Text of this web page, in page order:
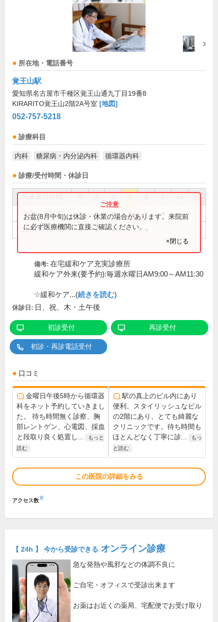
所在地・電話番号
覚王山駅
愛知県名古屋市千種区覚王山通九丁目19番8
KIRARITO覚王山2階2A号室 [地図]
052-757-5218
診療科目
内科 糖尿病・内分泌内科 循環器内科
診療/受付時間・休診日
祝
9:00～12:00 ● ● ● ● ●
16:00～19:00 ● ● ●
お盆(8月中旬)は休診・休業の場合があります。来院前
に必ず医療機関に直接ご確認ください。
×閉じる
備考: 在宅緩和ケア充実診療所
緩和ケア外来(要予約):毎週水曜日AM9:00～AM11:30
☆緩和ケア...(続きを読む)
休診日: 日、祝、木・土午後
初診受付 再診受付
初診・再診電話受付
口コミ
金曜日午後5時から循環器
科をネット予約していきまし
た。 待ち時間無く診察、胸
部レントゲン、心電図、採血
と段取り良く処置し...
もっと
読む
駅の真上のビル内にあり
便利。スタイリッシュなビル
の2階にあり、とても綺麗な
クリニックです。待ち時間も
ほとんどなく丁寧に診...
もっ
と読む
この医院の詳細をみる
アクセス数※
【 24h 】 今から受診できる オンライン診療
急な発熱や風邪などの体調不良に
ご自宅・オフィスで受診出来ます
お薬はお近くの薬局、宅配便でお受け取り